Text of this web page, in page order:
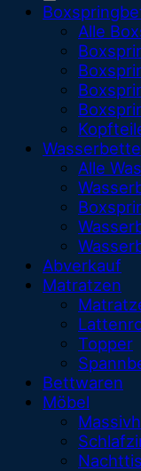
Alle
Alle
Abverkauf
Matratzen
Topper
Bettwaren
Möbel